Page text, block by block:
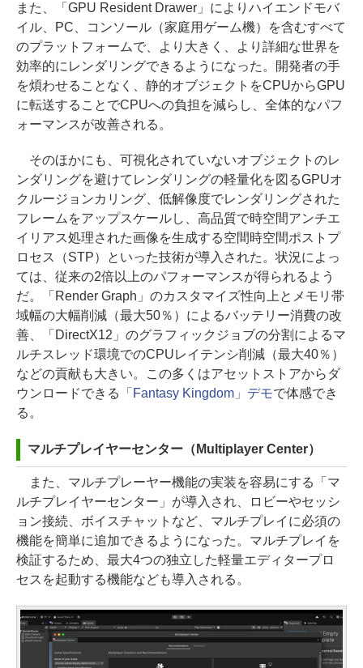
また、「GPU Resident Drawer」によりハイエンドモバ
イル、PC、コンソール（家庭用ゲーム機）を含むすべて
のプラットフォームで、より大きく、より詳細な世界を
効率的にレンダリングできるようになった。開発者の手
を煩わせることなく、静的オブジェクトをCPUからGPU
に転送することでCPUへの負担を減らし、全体的なパフ
ォーマンスが改善される。
そのほかにも、可視化されていないオブジェクトのレ
ンダリングを避けてレンダリングの軽量化を図るGPUオ
クルージョンカリング、低解像度でレンダリングされた
フレームをアップスケールし、高品質で時空間アンチエ
イリアス処理された画像を生成する空間時空間ポストプ
ロセス（STP）といった技術が導入された。状況によっ
ては、従来の2倍以上のパフォーマンスが得られるよう
だ。「Render Graph」のカスタマイズ性向上とメモリ帯
域幅の大幅削減（最大50％）によるバッテリー消費の改
善、「DirectX12」のグラフィックジョブの分割によるマ
ルチスレッド環境でのCPUレイテンシ削減（最大40％）
などの貢献も大きい。この多くはアセットストアからダ
ウンロードできる
「Fantasy Kingdom」デモで体感でき
る。
マルチプレイヤーセンター（Multiplayer Center）
また、マルチプレーヤー機能の実装を容易にする「マ
ルチプレイヤーセンター」が導入され、ロビーやセッシ
ョン接続、ボイスチャットなど、マルチプレイに必須の
機能を簡単に追加できるようになった。マルチプレイを
検証するため、最大4つの独立した軽量エディタープロ
セスを起動する機能なども導入される。